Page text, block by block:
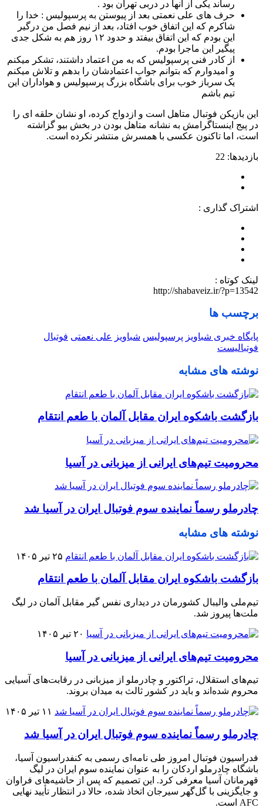
رساند یکی از آنها در دربی تهران بود .
حرف های علی نعمتی بعد از پیوستن به پرسپولیس : خدا را
شاکرم که این اتفاق خوب افتاد، بعد از نیم فصل من درگیر
این بودم که این اتفاق بیفتد و حدود ۱۲ روز هم به شکل جدی
پیگیر این ماجرا بودم.
از کادر فنی پرسپولیس که به من اعتماد داشتند، تشکر میکنم
و امیدوارم که بتوانم جواب اعتمادشان را بدهم و تلاش میکنم
یک سرباز خوب برای باشگاه بزرگ پرسپولیس و هواداران این
تیم باشم
این بازیکن فوتبال متاهل است و ازدواج کرده، او نشان حلقه ای را
در پیج اینستاگرامش به نشانه متاهل بودن در بخش بیو گزاشته
است، اما تاکنون عکسی با همسرش منتشر نکرده است.
بازدیدها: 22
اشتراک گذاری :
لینک کوتاه :
http://shabaveiz.ir/?p=13542
برچسب ها
پایگاه خبری شباویز پرسپولیس شباویز علی نعمتی فوتبال
فوتبالیست
نوشته های مشابه
بازگشت باشکوه ایران مقابل آلمان با طعم انتقام
محرومیت تیم‌های ایرانی از میزبانی در آسیا
چادرملو رسماً نماینده سوم فوتبال ایران در آسیا شد
نوشته های مشابه
۲۵ تیر ۱۴۰۵
بازگشت باشکوه ایران مقابل آلمان با طعم انتقام
تیم‌ملی والیبال کشورمان در دیداری نفس گیر مقابل آلمان در لیگ
ملت‌ها پیروز شد.
۲۰ تیر ۱۴۰۵
محرومیت تیم‌های ایرانی از میزبانی در آسیا
تیم‌های استقلال، تراکتور و چادرملو از میزبانی در رقابت‌های آسیایی
محروم شده‌اند و باید در کشور ثالث به میدان بروند.
۱۱ تیر ۱۴۰۵
چادرملو رسماً نماینده سوم فوتبال ایران در آسیا شد
فدراسیون فوتبال امروز طی نامه‌ای رسمی به کنفدراسیون آسیا،
باشگاه چادرملو اردکان را به عنوان نماینده سوم ایران در لیگ
قهرمانان آسیا معرفی کرد. این تصمیم که پس از حاشیه‌های فراوان
و جایگزینی با گل‌گهر سیرجان اتخاذ شده، حالا در انتظار تأیید نهایی
AFC است.